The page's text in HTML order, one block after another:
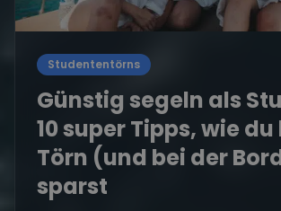
Studententörns
Günstig segeln als
10 super Tipps, wie
Törn (und bei der
sparst